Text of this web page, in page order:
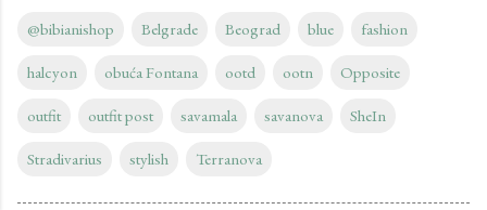
@bibianishop Belgrade Beograd blue fashion
halcyon obuća Fontana ootd ootn Opposite
outfit outfit post savamala savanova SheIn
Stradivarius stylish Terranova